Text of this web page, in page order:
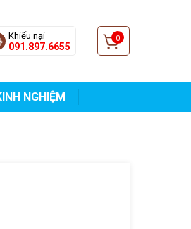
Khiếu nại
091.897.6655
0
NGHIỆM